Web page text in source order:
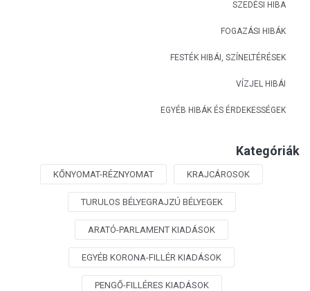
SZEDÉSI HIBA
FOGAZÁSI HIBÁK
FESTÉK HIBÁI, SZÍNELTÉRÉSEK
VÍZJEL HIBÁI
EGYÉB HIBÁK ÉS ÉRDEKESSÉGEK
Kategóriák
KŐNYOMAT-RÉZNYOMAT KRAJCÁROSOK
TURULOS BÉLYEGRAJZÚ BÉLYEGEK
ARATÓ-PARLAMENT KIADÁSOK
EGYÉB KORONA-FILLÉR KIADÁSOK
PENGŐ-FILLÉRES KIADÁSOK